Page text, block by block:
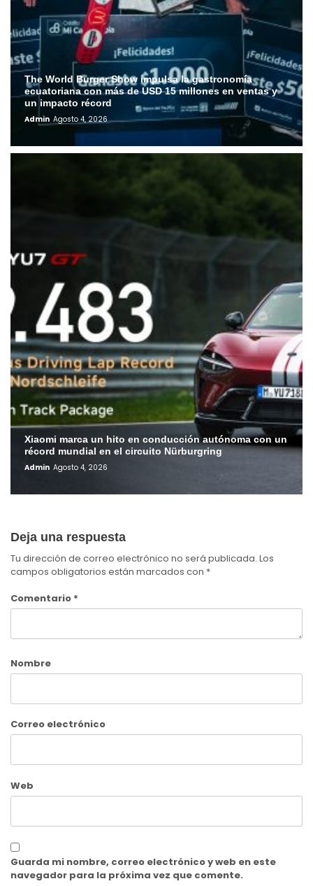
The World Burger Show impulsa la gastronomía
ecuatoriana con más de USD 15 millones en ventas y
un impacto récord
Admin Agosto 4, 2026
Xiaomi marca un hito en conducción autónoma con un
récord mundial en el circuito Nürburgring
Admin Agosto 4, 2026
Deja una respuesta
Tu dirección de correo electrónico no será publicada. Los
campos obligatorios están marcados con *
Comentario *
Nombre
Correo electrónico
Web
Guarda mi nombre, correo electrónico y web en este
navegador para la próxima vez que comente.